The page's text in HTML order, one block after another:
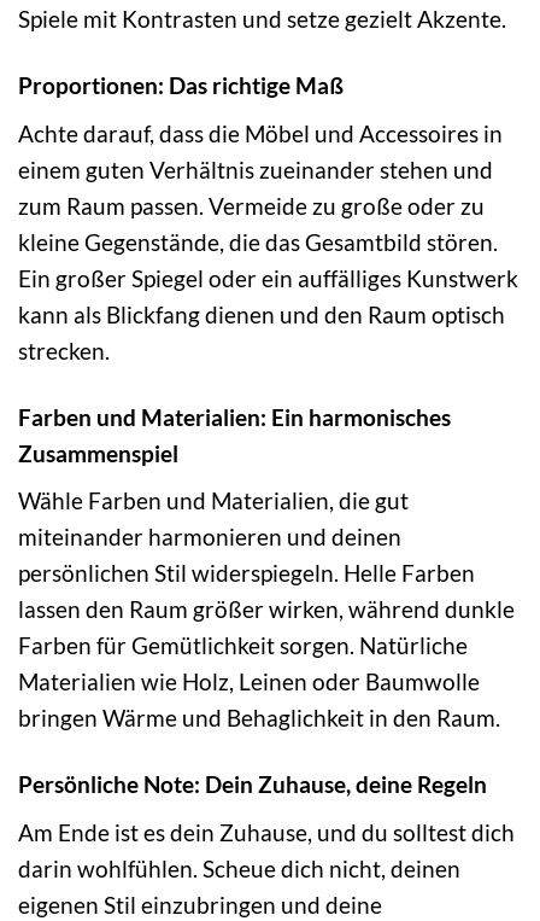
Spiele mit Kontrasten und setze gezielt Akzente.
Proportionen: Das richtige Maß
Achte darauf, dass die Möbel und Accessoires in
einem guten Verhältnis zueinander stehen und
zum Raum passen. Vermeide zu große oder zu
kleine Gegenstände, die das Gesamtbild stören.
Ein großer Spiegel oder ein auffälliges Kunstwerk
kann als Blickfang dienen und den Raum optisch
strecken.
Farben und Materialien: Ein harmonisches
Zusammenspiel
Wähle Farben und Materialien, die gut
miteinander harmonieren und deinen
persönlichen Stil widerspiegeln. Helle Farben
lassen den Raum größer wirken, während dunkle
Farben für Gemütlichkeit sorgen. Natürliche
Materialien wie Holz, Leinen oder Baumwolle
bringen Wärme und Behaglichkeit in den Raum.
Persönliche Note: Dein Zuhause, deine Regeln
Am Ende ist es dein Zuhause, und du solltest dich
darin wohlfühlen. Scheue dich nicht, deinen
eigenen Stil einzubringen und deine